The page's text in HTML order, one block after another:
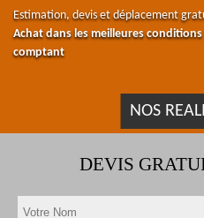
Estimation, devis et déplacement
Achat dans les meilleures
comptant
NOS
DEVIS